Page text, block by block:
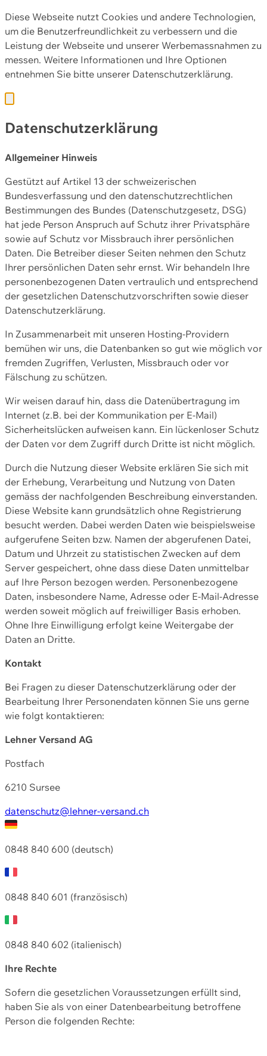
Diese Webseite nutzt Cookies und andere Technologien,
um die Benutzerfreundlichkeit zu verbessern und die
Leistung der Webseite und unserer Werbemassnahmen zu
messen. Weitere Informationen und Ihre Optionen
entnehmen Sie bitte unserer Datenschutzerklärung.
Datenschutzerklärung
Allgemeiner Hinweis
Gestützt auf Artikel 13 der schweizerischen
Bundesverfassung und den datenschutzrechtlichen
Bestimmungen des Bundes (Datenschutzgesetz, DSG)
hat jede Person Anspruch auf Schutz ihrer Privatsphäre
sowie auf Schutz vor Missbrauch ihrer persönlichen
Daten. Die Betreiber dieser Seiten nehmen den Schutz
Ihrer persönlichen Daten sehr ernst. Wir behandeln Ihre
personenbezogenen Daten vertraulich und entsprechend
der gesetzlichen Datenschutzvorschriften sowie dieser
Datenschutzerklärung.
In Zusammenarbeit mit unseren Hosting-Providern
bemühen wir uns, die Datenbanken so gut wie möglich vor
fremden Zugriffen, Verlusten, Missbrauch oder vor
Fälschung zu schützen.
Wir weisen darauf hin, dass die Datenübertragung im
Internet (z.B. bei der Kommunikation per E-Mail)
Sicherheitslücken aufweisen kann. Ein lückenloser Schutz
der Daten vor dem Zugriff durch Dritte ist nicht möglich.
Durch die Nutzung dieser Website erklären Sie sich mit
der Erhebung, Verarbeitung und Nutzung von Daten
gemäss der nachfolgenden Beschreibung einverstanden.
Diese Website kann grundsätzlich ohne Registrierung
besucht werden. Dabei werden Daten wie beispielsweise
aufgerufene Seiten bzw. Namen der abgerufenen Datei,
Datum und Uhrzeit zu statistischen Zwecken auf dem
Server gespeichert, ohne dass diese Daten unmittelbar
auf Ihre Person bezogen werden. Personenbezogene
Daten, insbesondere Name, Adresse oder E-Mail-Adresse
werden soweit möglich auf freiwilliger Basis erhoben.
Ohne Ihre Einwilligung erfolgt keine Weitergabe der
Daten an Dritte.
Kontakt
Bei Fragen zu dieser Datenschutzerklärung oder der
Bearbeitung Ihrer Personendaten können Sie uns gerne
wie folgt kontaktieren:
Lehner Versand AG
Postfach
6210 Sursee
datenschutz@lehner-versand.ch
0848 840 600 (deutsch)
0848 840 601 (französisch)
0848 840 602 (italienisch)
Ihre Rechte
Sofern die gesetzlichen Voraussetzungen erfüllt sind,
haben Sie als von einer Datenbearbeitung betroffene
Person die folgenden Rechte: